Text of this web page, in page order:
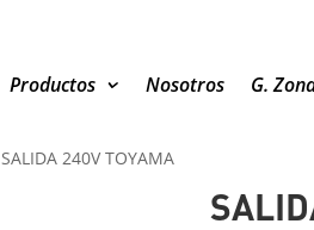
Productos Nosotros G.
SALIDA 240V TOYAMA